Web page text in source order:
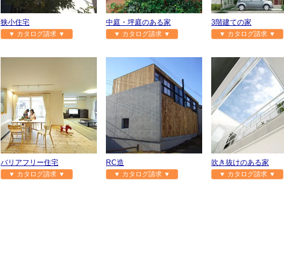
狭小住宅
▼ カタログ請求 ▼
中庭・坪庭のある家
▼ カタログ請求 ▼
3階建ての家
▼ カタログ請求 ▼
バリアフリー住宅
▼ カタログ請求 ▼
RC造
▼ カタログ請求 ▼
吹き抜けのある家
▼ カタログ請求 ▼